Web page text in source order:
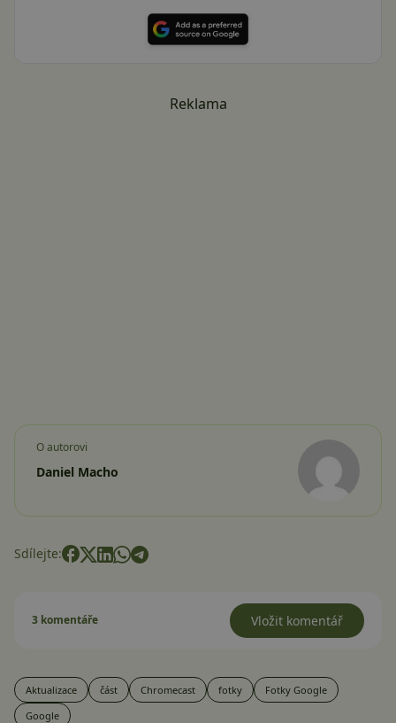
Reklama
O autorovi
Daniel Macho
Sdílejte:
3 komentáře Vložit komentář
Aktualizace část Chromecast fotky
Fotky Google
Google